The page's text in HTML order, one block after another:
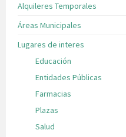
Alquileres Temporales
Áreas Municipales
Lugares de interes
Educación
Entidades Públicas
Farmacias
Plazas
Salud